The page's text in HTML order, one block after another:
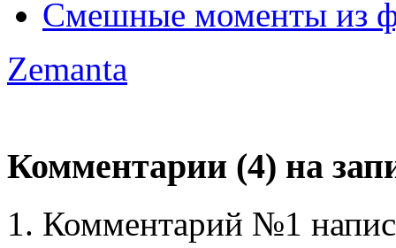
Смешные моменты из
Zemanta
Комментарии (4) на
Комментарий №1